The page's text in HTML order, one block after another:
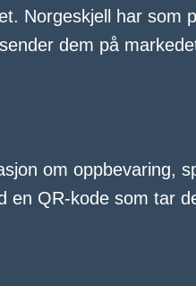
Norgeskjell har som
dem på
om oppbevaring,
QR-kode som tar